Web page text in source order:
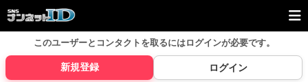
このユーザーとコンタクトを取るにはログインが必要です。
新規登録 ログイン